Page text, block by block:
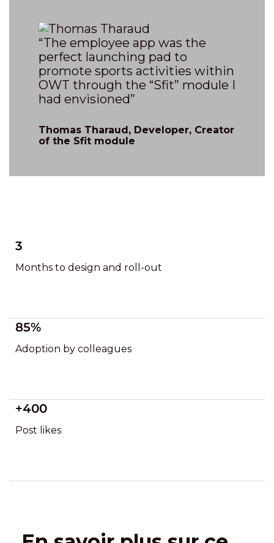
“The employee app was the
perfect launching pad to
promote sports activities within
OWT through the “Sfit” module I
had envisioned”
Thomas Tharaud, Developer, Creator
of the Sfit module
3
Months to design and roll-out
85%
Adoption by colleagues
+400
Post likes